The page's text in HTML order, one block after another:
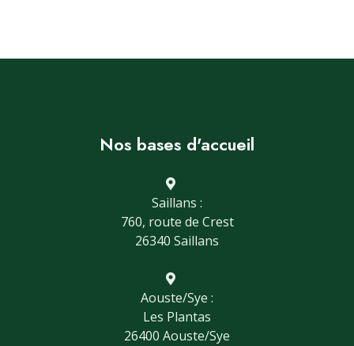
Nos bases d'accueil
Saillans :
760, route de Crest
26340 Saillans
Aouste/Sye :
Les Plantas
26400 Aouste/Sye